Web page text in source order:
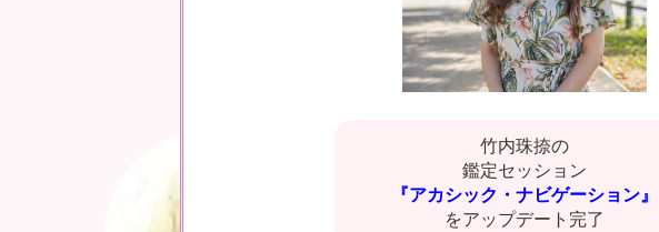
竹内珠捺の
鑑定セッション
『アカシック・ナビゲーション』
をアップデート完了